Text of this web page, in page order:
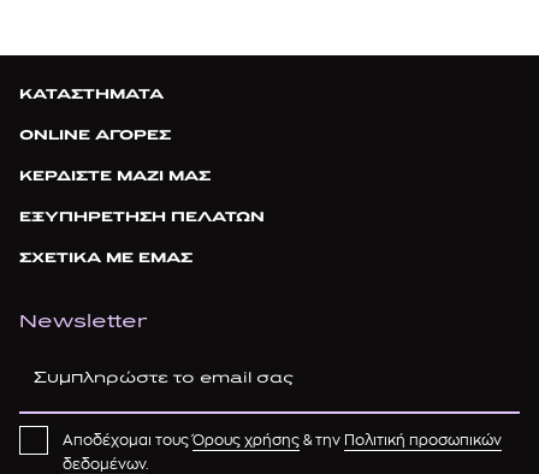
ΚΑΤΑΣΤΗΜΑΤΑ
ONLINE ΑΓΟΡΕΣ
ΚΕΡΔΙΣΤΕ ΜΑΖΙ ΜΑΣ
ΕΞΥΠΗΡΕΤΗΣΗ ΠΕΛΑΤΩΝ
ΣΧΕΤΙΚΑ ΜΕ ΕΜΑΣ
Newsletter
Αποδέχομαι τουςΌρους χρήσης & την Πολιτική προσωπικών
δεδομένων.